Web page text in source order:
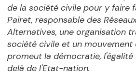
de la société civile pour y faire
Pairet, responsable des
Alternatives, une organisation
société civile et un mouvement
promeut la démocratie,
delà de l'Etat-nation.